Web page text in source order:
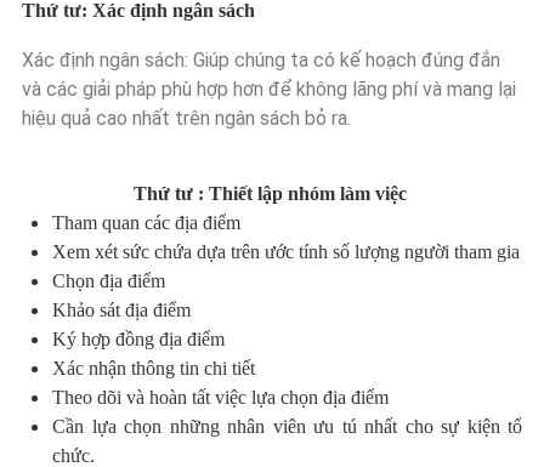
Thứ tư: Xác định ngân sách
Xác định ngân sách: Giúp chúng ta có kế hoạch đúng đắn
và các giải pháp phù hợp hơn để không lãng phí và mang lại
hiệu quả cao nhất trên ngân sách bỏ ra.
Thứ tư : Thiết lập nhóm làm việc
Tham quan các địa điểm
Xem xét sức chứa dựa trên ước tính số lượng người tham gia
Chọn địa điểm
Khảo sát địa điểm
Ký hợp đồng địa điểm
Xác nhận thông tin chi tiết
Theo dõi và hoàn tất việc lựa chọn địa điểm
Cần lựa chọn những nhân viên ưu tú nhất cho sự kiện tổ
chức.